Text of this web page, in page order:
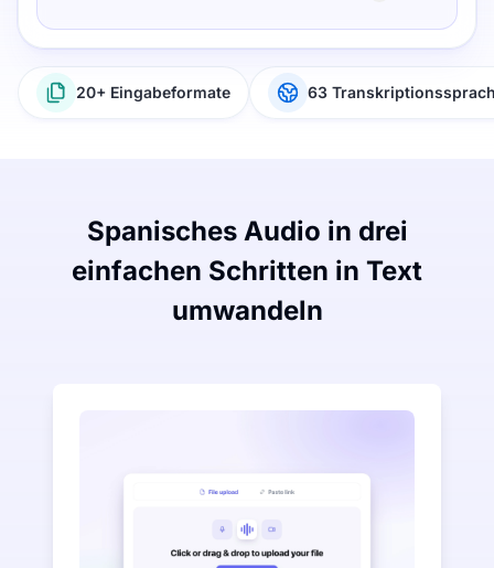
20+ Eingabeformate 63
Spanisches Audio in drei
einfachen Schritten in Text
umwandeln